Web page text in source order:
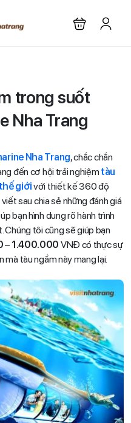
trong suốt
Nha Trang
Nha Trang, chắc chắn
đến cơ hội trải nghiệm tàu
giớivới thiết kế 360 độ
sau chia sẻ những đánh giá
bạn hình dung rõ hành trình
Chúng tôi cũng sẽ giúp bạn
– 1.400.000 VNĐ có thực sự
mà tàu ngầm này mang lại.